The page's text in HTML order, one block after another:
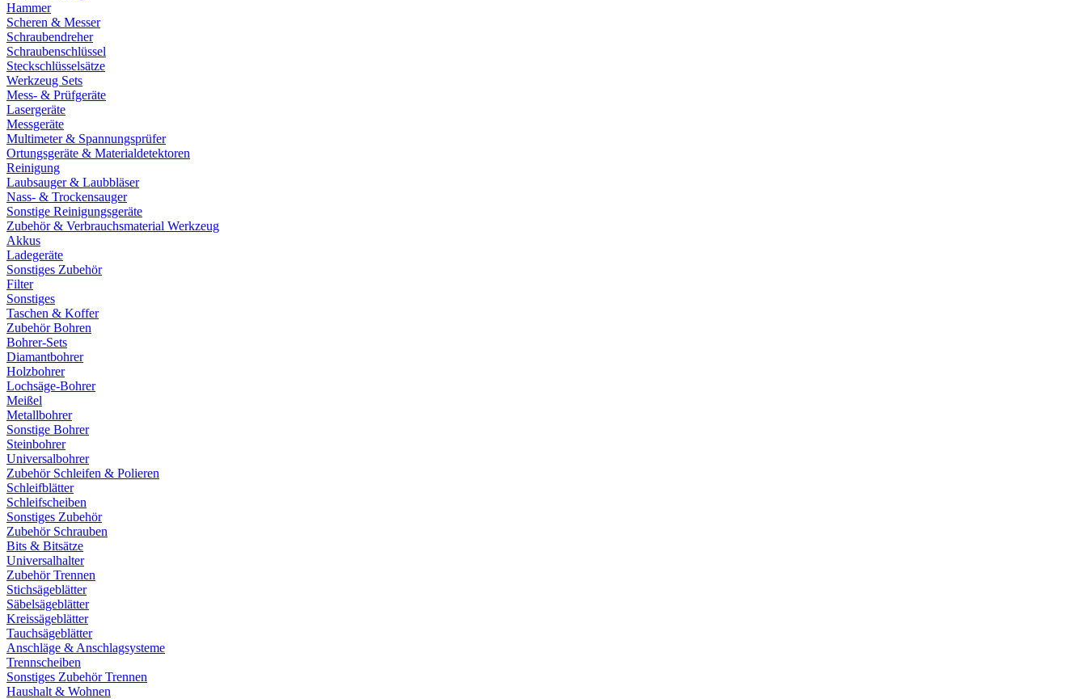
Hammer
Scheren & Messer
Schraubendreher
Schraubenschlüssel
Steckschlüsselsätze
Werkzeug Sets
Mess- & Prüfgeräte
Lasergeräte
Messgeräte
Multimeter & Spannungsprüfer
Ortungsgeräte & Materialdetektoren
Reinigung
Laubsauger & Laubbläser
Nass- & Trockensauger
Sonstige Reinigungsgeräte
Zubehör & Verbrauchsmaterial Werkzeug
Akkus
Ladegeräte
Sonstiges Zubehör
Filter
Sonstiges
Taschen & Koffer
Zubehör Bohren
Bohrer-Sets
Diamantbohrer
Holzbohrer
Lochsäge-Bohrer
Meißel
Metallbohrer
Sonstige Bohrer
Steinbohrer
Universalbohrer
Zubehör Schleifen & Polieren
Schleifblätter
Schleifscheiben
Sonstiges Zubehör
Zubehör Schrauben
Bits & Bitsätze
Universalhalter
Zubehör Trennen
Stichsägeblätter
Säbelsägeblätter
Kreissägeblätter
Tauchsägeblätter
Anschläge & Anschlagsysteme
Trennscheiben
Sonstiges Zubehör Trennen
Haushalt & Wohnen